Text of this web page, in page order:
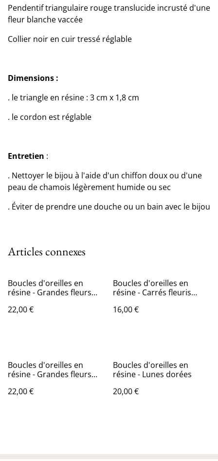
Pendentif triangulaire rouge translucide incrusté d'une
fleur blanche vaccée
Collier noir en cuir tressé réglable
Dimensions :
. le triangle en résine : 3 cm x 1,8 cm
. le cordon est réglable
Entretien :
. Nettoyer le bijou à l'aide d'un chiffon doux ou d'une
peau de chamois légèrement humide ou sec
. Éviter de prendre une douche ou un bain avec le bijou
Articles connexes
Boucles d'oreilles en
résine - Grandes fleurs
22,00 €
Boucles d'oreilles en
résine - Carrés fleuris
16,00 €
Boucles d'oreilles en
résine - Grandes fleurs
22,00 €
Boucles d'oreilles en
résine - Lunes dorées
20,00 €